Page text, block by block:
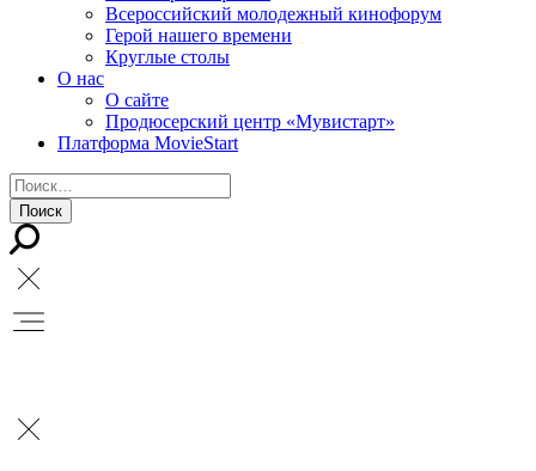
Всероссийский молодежный кинофорум
Герой нашего времени
Круглые столы
О нас
О сайте
Продюсерский центр «Мувистарт»
Платформа MovieStart